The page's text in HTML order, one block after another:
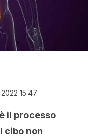
15:47
il processo
cibo non